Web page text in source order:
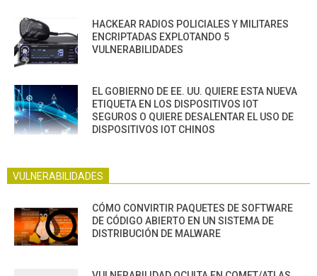
HACKEAR RADIOS POLICIALES Y MILITARES
ENCRIPTADAS EXPLOTANDO 5
VULNERABILIDADES
EL GOBIERNO DE EE. UU. QUIERE ESTA NUEVA
ETIQUETA EN LOS DISPOSITIVOS IOT
SEGUROS O QUIERE DESALENTAR EL USO DE
DISPOSITIVOS IOT CHINOS
VULNERABILIDADES
CÓMO CONVIRTIR PAQUETES DE SOFTWARE
DE CÓDIGO ABIERTO EN UN SISTEMA DE
DISTRIBUCIÓN DE MALWARE